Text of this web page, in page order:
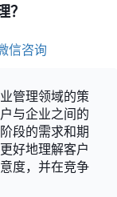
？
信咨询
管理领域的策
与企业之间的
段的需求和期
好地理解客户
度，并在竞争